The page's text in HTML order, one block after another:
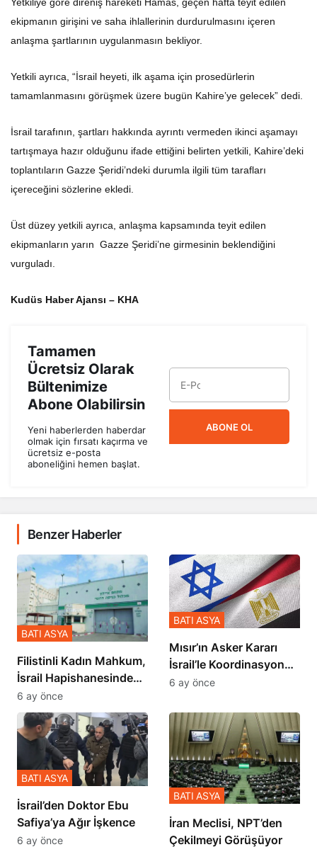
ekipmanın girişini ve saha ihlallerinin durdurulmasını içeren
anlaşma şartlarının uygulanmasın bekliyor.
Yetkili ayrıca, “İsrail heyeti, ilk aşama için prosedürlerin
tamamlanmasını görüşmek üzere bugün Kahire’ye gelecek” dedi.
İsrail tarafının, şartları hakkında ayrıntı vermeden ikinci aşamayı
tartışmaya hazır olduğunu ifade ettiğini belirten yetkili, Kahire’deki
toplantıların Gazze Şeridi’ndeki durumla ilgili tüm tarafları
içereceğini sözlerine ekledi.
Üst düzey yetkili ayrıca, anlaşma kapsamında teyit edilen
ekipmanların yarın Gazze Şeridi’ne girmesinin beklendiğini
vurguladı.
Kudüs Haber Ajansı – KHA
Tamamen
Ücretsiz Olarak
Bültenimize
Abone Olabilirsin
Yeni haberlerden haberdar
olmak için fırsatı kaçırma ve
ücretsiz e-posta
aboneliğini hemen başlat.
ABONE OL
Benzer Haberler
Filistinli Kadın Mahkum,
İsrail Hapishanesindeki
Zulmü Anlattı
BATI ASYA
6 ay önce
Mısır’ın Asker Kararı
İsrail’le Koordinasyon
İçinde Gerçekleşmiş
BATI ASYA
6 ay önce
İsrail’den Doktor Ebu
Safiya’ya Ağır İşkence
BATI ASYA
6 ay önce
İran Meclisi, NPT’den
Çekilmeyi Görüşüyor
BATI ASYA